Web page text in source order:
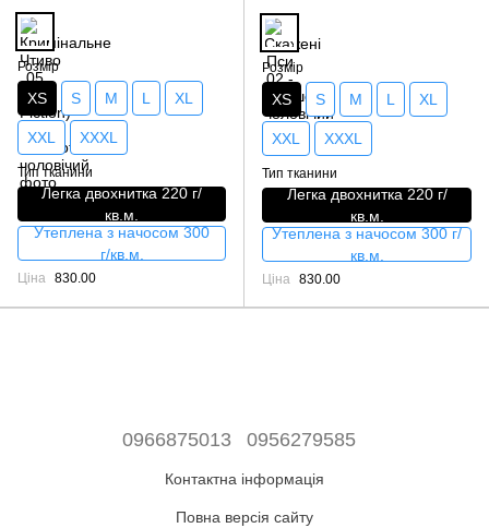
Розмір
XS S M L XL
XXL XXXL
Тип тканини
Легка двохнитка 220 г/
кв.м.
Утеплена з начосом 300
г/кв.м.
Ціна 830.00
Розмір
XS S M L XL
XXL XXXL
Тип тканини
Легка двохнитка 220 г/
кв.м.
Утеплена з начосом 300 г/
кв.м.
Ціна 830.00
0966875013 0956279585
Контактна інформація
Повна версія сайту